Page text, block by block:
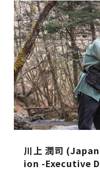
川上 潤司
ion -Executive